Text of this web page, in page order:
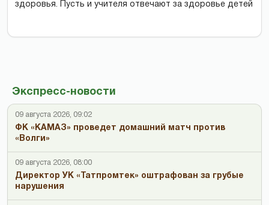
Экспресс-новости
09 августа 2026, 09:02
ФК «КАМАЗ» проведет домашний матч против
«Волги»
09 августа 2026, 08:00
Директор УК «Татпромтек» оштрафован за грубые
нарушения
здоровья. Пусть и учителя отвечают за здоровье детей